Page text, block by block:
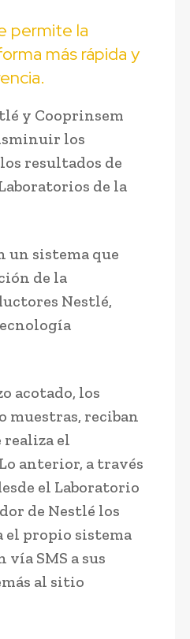
permite la
más rápida y
y Cooprinsem
los
resultados de
de la
un sistema que
de la
Nestlé,
acotado, los
muestras, reciban
realiza el
anterior, a través
el Laboratorio
de Nestlé los
el propio sistema
SMS a sus
al sitio